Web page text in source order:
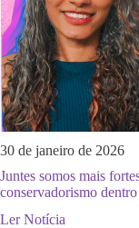
30 de janeiro de 2026
Juntes somos mais
conservadorismo
Ler Notícia